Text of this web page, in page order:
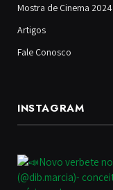
Mostra de Cinema 2024
Artigos
Fale Conosco
INSTAGRAM